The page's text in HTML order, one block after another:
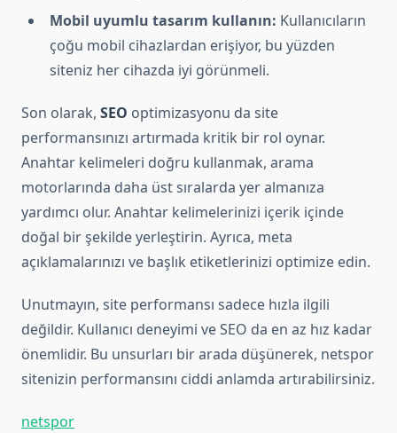
Mobil uyumlu tasarım kullanın: Kullanıcıların
çoğu mobil cihazlardan erişiyor, bu yüzden
siteniz her cihazda iyi görünmeli.
Son olarak, SEO optimizasyonu da site
performansınızı artırmada kritik bir rol oynar.
Anahtar kelimeleri doğru kullanmak, arama
motorlarında daha üst sıralarda yer almanıza
yardımcı olur. Anahtar kelimelerinizi içerik içinde
doğal bir şekilde yerleştirin. Ayrıca, meta
açıklamalarınızı ve başlık etiketlerinizi optimize edin.
Unutmayın, site performansı sadece hızla ilgili
değildir. Kullanıcı deneyimi ve SEO da en az hız kadar
önemlidir. Bu unsurları bir arada düşünerek, netspor
sitenizin performansını ciddi anlamda artırabilirsiniz.
netspor